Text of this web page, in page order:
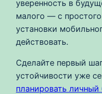
уверенность в
малого — с
установки
действовать.
Сделайте первый
устойчивости уже
планировать